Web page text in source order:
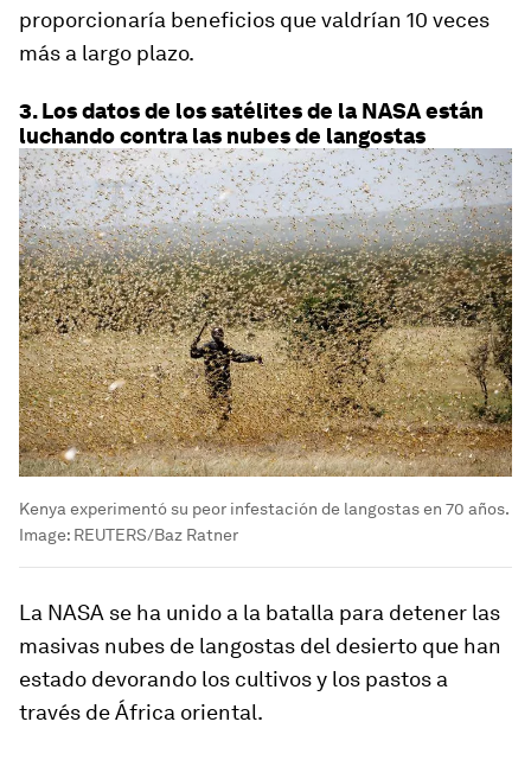
proporcionaría beneficios que valdrían 10 veces
más a largo plazo.
3. Los datos de los satélites de la NASA están
luchando contra las nubes de langostas
Kenya experimentó su peor infestación de langostas en 70 años.
Image: REUTERS/Baz Ratner
La NASA se ha unido a la batalla para detener las
masivas nubes de langostas del desierto que han
estado devorando los cultivos y los pastos a
través de África oriental.